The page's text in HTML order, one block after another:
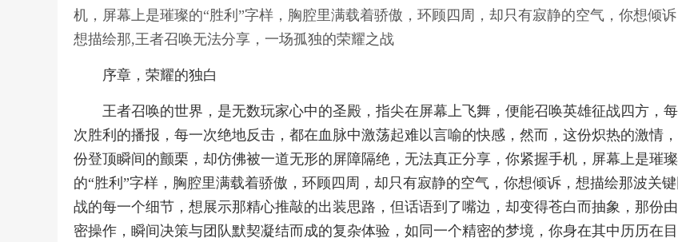
机，屏幕上是璀璨的“胜利”字样，胸腔里满载着骄傲，环顾四周，却只有寂静的空气，你想倾诉
想描绘那,王者召唤无法分享，一场孤独的荣耀之战
序章，荣耀的独白
王者召唤的世界，是无数玩家心中的圣殿，指尖在屏幕上飞舞，便能召唤英雄征战四方，
次胜利的播报，每一次绝地反击，都在血脉中激荡起难以言喻的快感，然而，这份炽热的激情
份登顶瞬间的颤栗，却仿佛被一道无形的屏障隔绝，无法真正分享，你紧握手机，屏幕上是璀璨
的“胜利”字样，胸腔里满载着骄傲，环顾四周，却只有寂静的空气，你想倾诉，想描绘那波关键
战的每一个细节，想展示那精心推敲的出装思路，但话语到了嘴边，却变得苍白而抽象，那份
密操作，瞬间决策与团队默契凝结而成的复杂体验，如同一个精密的梦境，你身在其中历历在目